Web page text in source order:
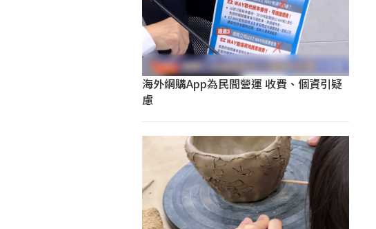
海外網購App為民間營運 收費、個資引疑
慮